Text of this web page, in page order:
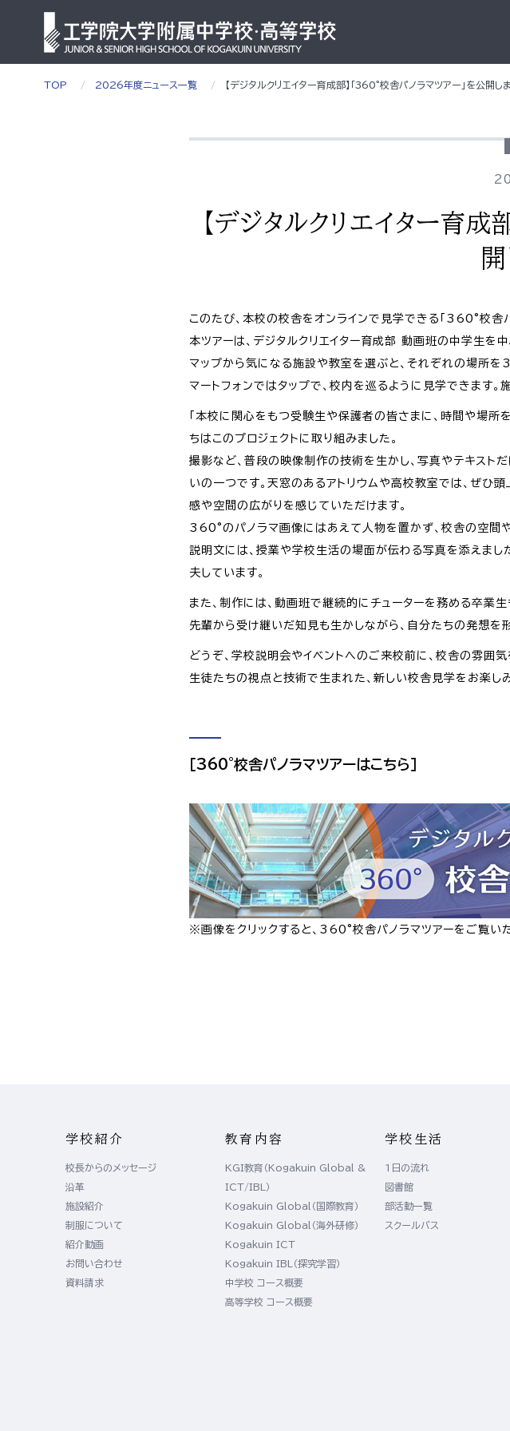
TOP 2026年度ニュース一覧 【デジタルクリエイター育成部】「360°校舎パノラマツアー」を公開し
【デジタルクリエイター育成
このたび、本校の校舎をオンラインで見学できる「360°校舎パ
本ツアーは、デジタルクリエイター育成部 動画班の中学生を
マップから気になる施設や教室を選ぶと、それぞれの場所を
マートフォンではタップで、校内を巡るように見学できます
「本校に関心をもつ受験生や保護者の皆さまに、時間や場所
ちはこのプロジェクトに取り組みました。
撮影など、普段の映像制作の技術を生かし、写真やテキスト
いの一つです。天窓のあるアトリウムや高校教室では、ぜ
感や空間の広がりを感じていただけます。
360°のパノラマ画像にはあえて人物を置かず、校舎の空間
説明文には、授業や学校生活の場面が伝わる写真を添えまし
夫しています。
また、制作には、動画班で継続的にチューターを務める卒業
先輩から受け継いだ知見も生かしながら、自分たちの発想を
どうぞ、学校説明会やイベントへのご来校前に、校舎の雰囲
生徒たちの視点と技術で生まれた、新しい校舎見学をお楽し
［360°校舎パノラマツアーはこちら］
※画像をクリックすると、360°校舎パノラマツアーをご覧いた
学校紹介
校長からのメッセージ
沿革
施設紹介
制服について
紹介動画
お問い合わせ
資料請求
教育内容
KGI教育（Kogakuin Global &
ICT/IBL）
Kogakuin Global（国際教育）
Kogakuin Global（海外研修）
Kogakuin ICT
Kogakuin IBL（探究学習）
中学校 コース概要
高等学校 コース概要
学校生活
1日の流れ
図書館
部活動一覧
スクールバス